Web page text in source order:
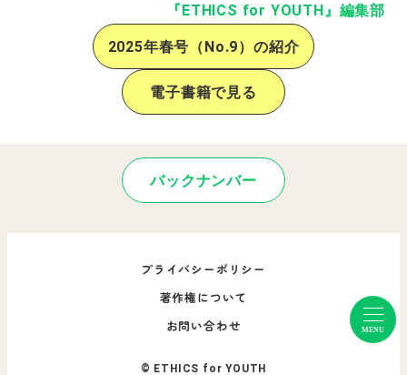
MENU
『ETHICS for YOUTH』編集部
2025年春号（No.9）の紹介
電子書籍で見る
バックナンバー
プライバシーポリシー
著作権について
お問い合わせ
© ETHICS for YOUTH